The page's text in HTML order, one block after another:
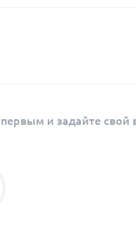
и задайте свой